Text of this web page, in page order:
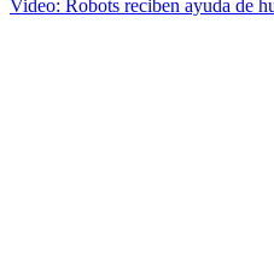
Video: Robots reciben ayuda de